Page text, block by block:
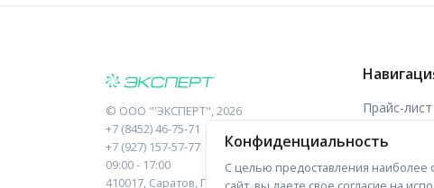
© ООО "'ЭКСПЕРТ", 2026
+7 (8452) 46-75-71
+7 (927) 157-57-77
09:00 - 17:00
410017, Саратов, Пугачева, 10 к1, оф.23
Прайс-лист
Отзывы
Форма
Конфиденциальность
С целью предоставления наиболее